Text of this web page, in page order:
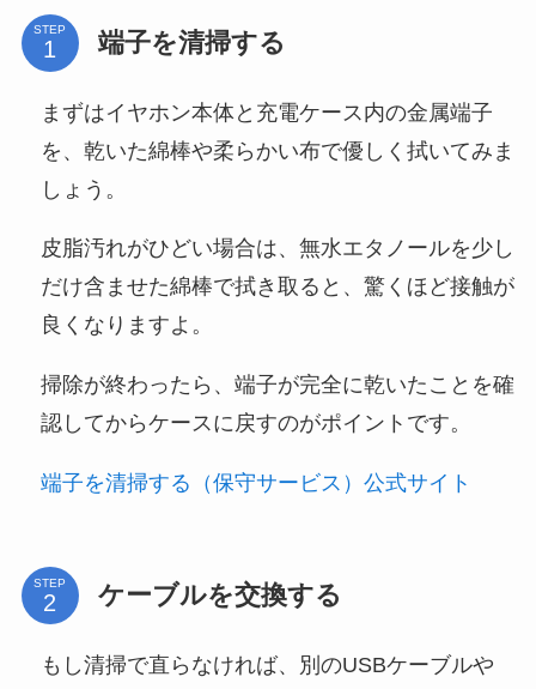
STEP 端子を清掃する
まずはイヤホン本体と充電ケース内の金属端子
を、乾いた綿棒や柔らかい布で優しく拭いてみま
しょう。
皮脂汚れがひどい場合は、無水エタノールを少し
だけ含ませた綿棒で拭き取ると、驚くほど接触が
良くなりますよ。
掃除が終わったら、端子が完全に乾いたことを確
認してからケースに戻すのがポイントです。
端子を清掃する（保守サービス）公式サイト
STEP ケーブルを交換する
もし清掃で直らなければ、別のUSBケーブルや